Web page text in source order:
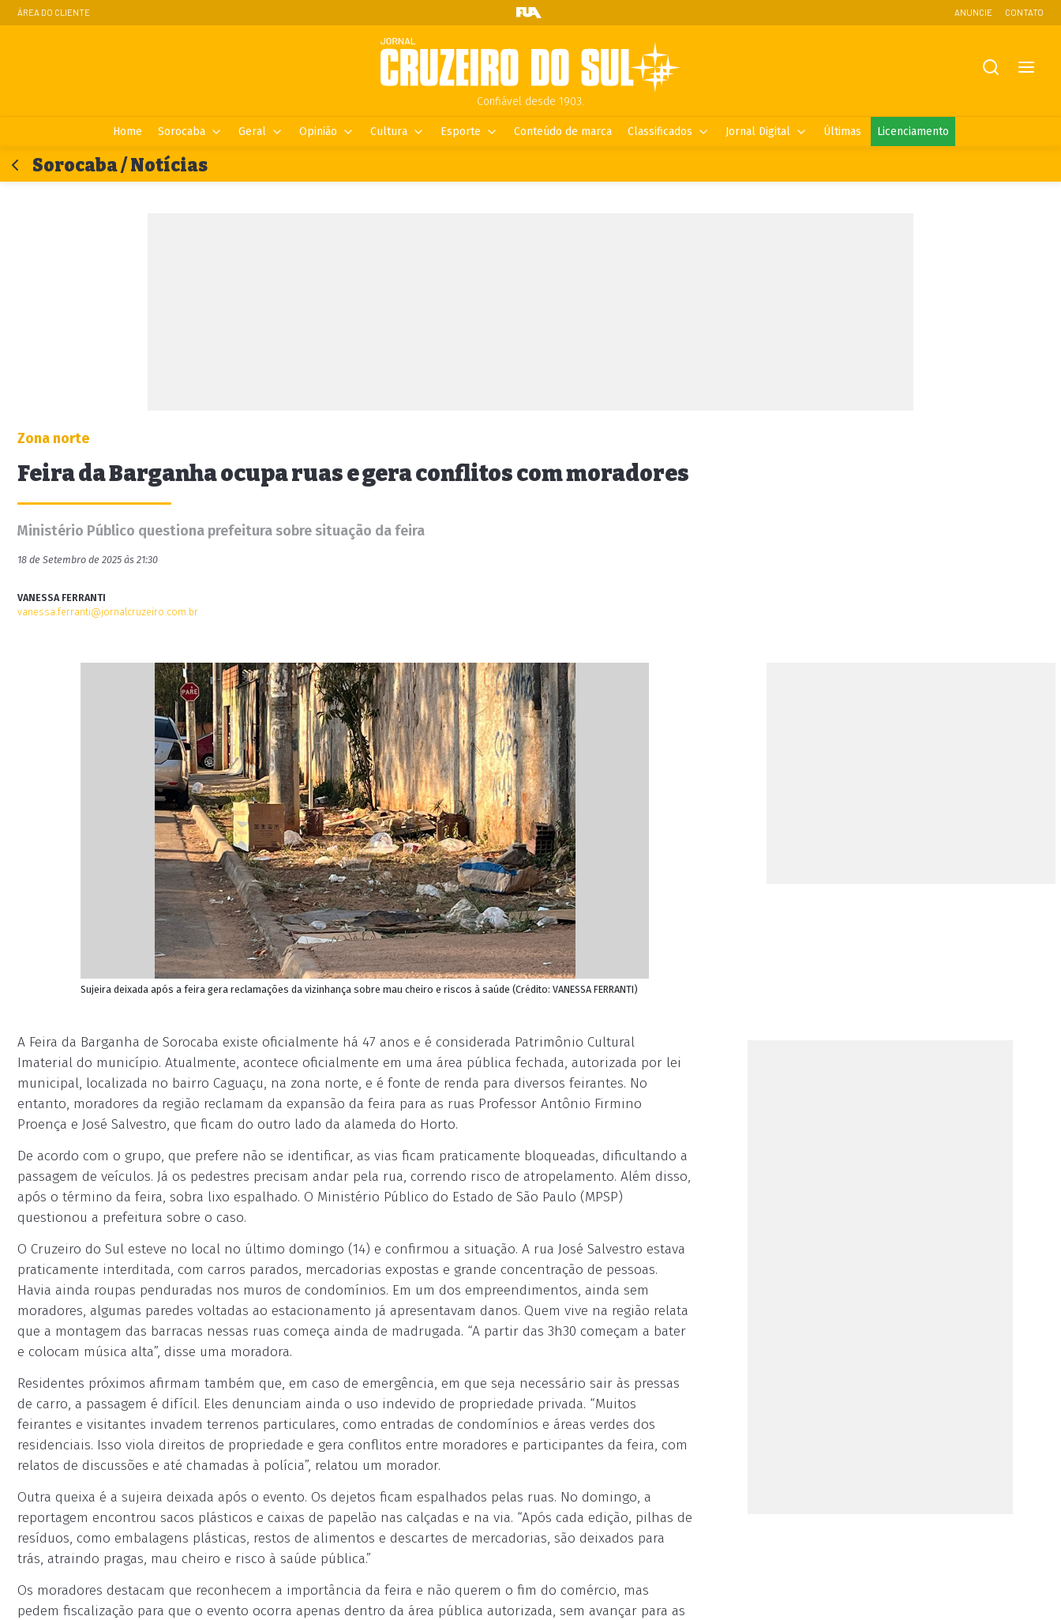
ÁREA DO CLIENTE ANUNCIE CONTATO
Confiável desde 1903.
Home Sorocaba Geral Opinião Cultura Esporte Conteúdo de marca Classificados Jornal Digital Últimas Licenciamento
Sorocaba / Notícias
Zona norte
Feira da Barganha ocupa ruas e gera conflitos com moradores
Ministério Público questiona prefeitura sobre situação da feira
18 de Setembro de 2025 às 21:30
VANESSA FERRANTI
vanessa.ferranti@jornalcruzeiro.com.br
Sujeira deixada após a feira gera reclamações da vizinhança sobre mau cheiro e riscos à saúde (Crédito: VANESSA FERRANTI)
A Feira da Barganha de Sorocaba existe oficialmente há 47 anos e é considerada Patrimônio Cultural
Imaterial do município. Atualmente, acontece oficialmente em uma área pública fechada, autorizada por lei
municipal, localizada no bairro Caguaçu, na zona norte, e é fonte de renda para diversos feirantes. No
entanto, moradores da região reclamam da expansão da feira para as ruas Professor Antônio Firmino
Proença e José Salvestro, que ficam do outro lado da alameda do Horto.
De acordo com o grupo, que prefere não se identificar, as vias ficam praticamente bloqueadas, dificultando a
passagem de veículos. Já os pedestres precisam andar pela rua, correndo risco de atropelamento. Além disso,
após o término da feira, sobra lixo espalhado. O Ministério Público do Estado de São Paulo (MPSP)
questionou a prefeitura sobre o caso.
O Cruzeiro do Sul esteve no local no último domingo (14) e confirmou a situação. A rua José Salvestro estava
praticamente interditada, com carros parados, mercadorias expostas e grande concentração de pessoas.
Havia ainda roupas penduradas nos muros de condomínios. Em um dos empreendimentos, ainda sem
moradores, algumas paredes voltadas ao estacionamento já apresentavam danos. Quem vive na região relata
que a montagem das barracas nessas ruas começa ainda de madrugada. “A partir das 3h30 começam a bater
e colocam música alta”, disse uma moradora.
Residentes próximos afirmam também que, em caso de emergência, em que seja necessário sair às pressas
de carro, a passagem é difícil. Eles denunciam ainda o uso indevido de propriedade privada. “Muitos
feirantes e visitantes invadem terrenos particulares, como entradas de condomínios e áreas verdes dos
residenciais. Isso viola direitos de propriedade e gera conflitos entre moradores e participantes da feira, com
relatos de discussões e até chamadas à polícia”, relatou um morador.
Outra queixa é a sujeira deixada após o evento. Os dejetos ficam espalhados pelas ruas. No domingo, a
reportagem encontrou sacos plásticos e caixas de papelão nas calçadas e na via. “Após cada edição, pilhas de
resíduos, como embalagens plásticas, restos de alimentos e descartes de mercadorias, são deixados para
trás, atraindo pragas, mau cheiro e risco à saúde pública.”
Os moradores destacam que reconhecem a importância da feira e não querem o fim do comércio, mas
pedem fiscalização para que o evento ocorra apenas dentro da área pública autorizada, sem avançar para as